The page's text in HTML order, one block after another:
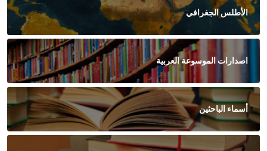
الأطلس الجغرافي
اصدارات الموسوعة العربية
أسماء الباحثين